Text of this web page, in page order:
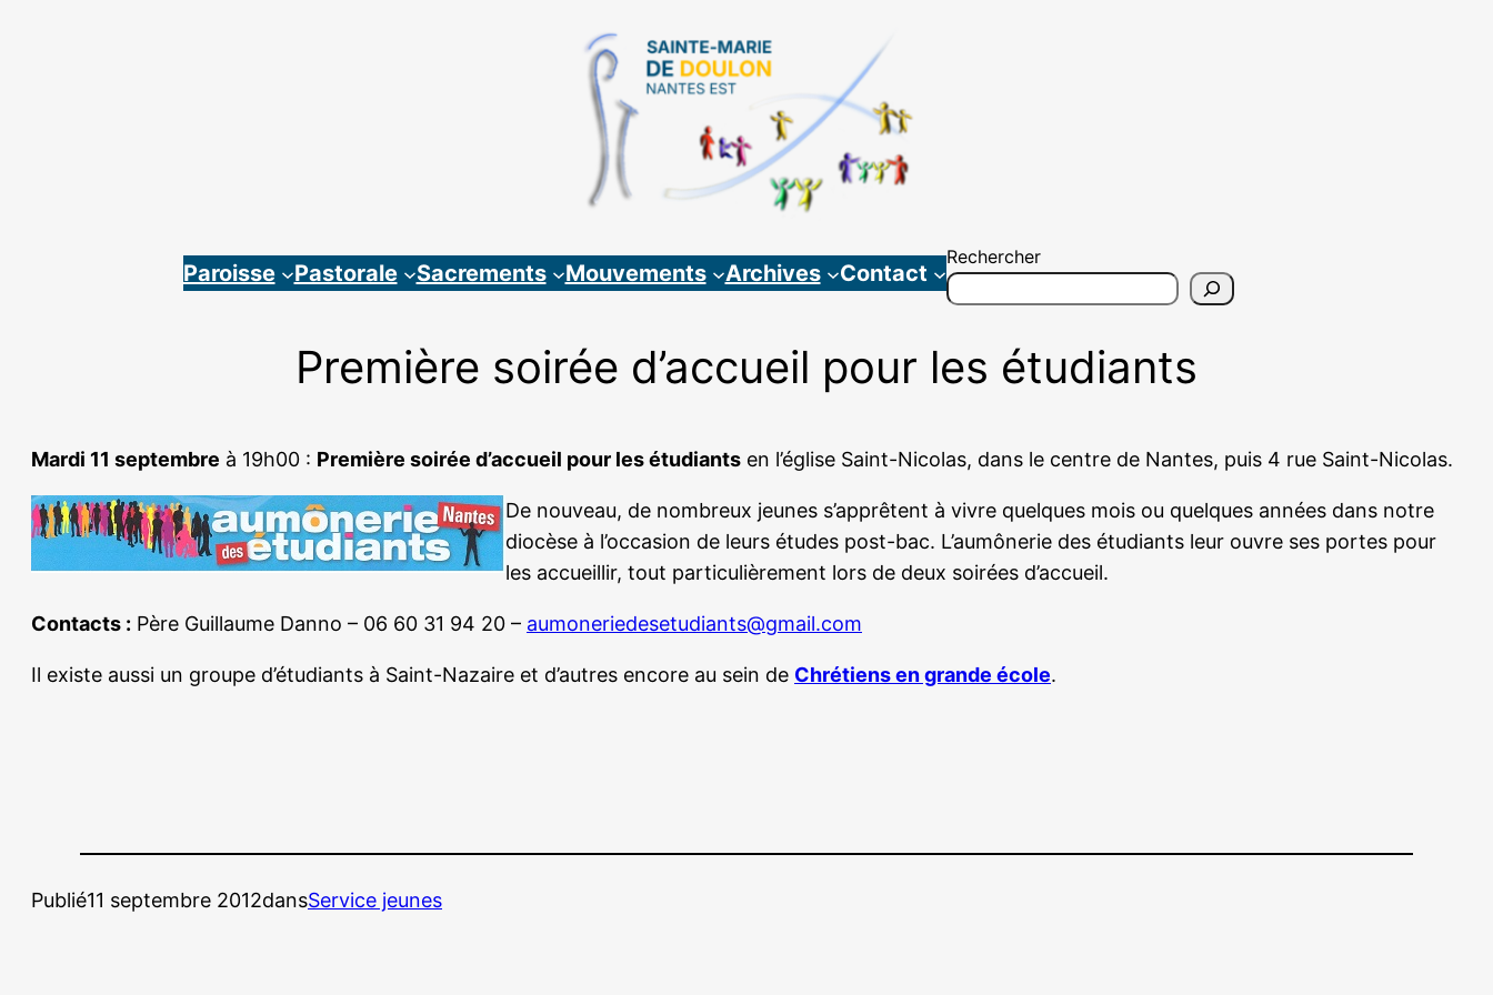
Paroisse Pastorale Sacrements Mouvements Archives Contact
Rechercher
Première soirée d’accueil pour les étudiants
Mardi 11 septembre à 19h00 : Première soirée d’accueil pour les étudiants en l’église Saint-Nicolas, dans le centre de Nantes, puis 4 rue Saint-Nicolas.
De nouveau, de nombreux jeunes s’apprêtent à vivre quelques mois ou quelques années dans notre
diocèse à l’occasion de leurs études post-bac. L’aumônerie des étudiants leur ouvre ses portes pour
les accueillir, tout particulièrement lors de deux soirées d’accueil.
Contacts : Père Guillaume Danno – 06 60 31 94 20 – aumoneriedesetudiants@gmail.com
Il existe aussi un groupe d’étudiants à Saint-Nazaire et d’autres encore au sein de Chrétiens en grande école.
Publié11 septembre 2012dansService jeunes